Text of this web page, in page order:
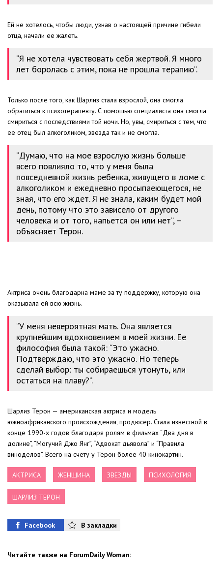
Ей не хотелось, чтобы люди, узнав о настоящей причине гибели
отца, начали ее жалеть.
“Я не хотела чувствовать себя жертвой. Я много
лет боролась с этим, пока не прошла терапию”.
Только после того, как Шарлиз стала взрослой, она смогла
обратиться к психотерапевту. С помощью специалиста она смогла
смириться с последствиями той ночи. Но, увы, смириться с тем, что
ее отец был алкоголиком, звезда так и не смогла.
“Думаю, что на мое взрослую жизнь больше
всего повлияло то, что у меня была
повседневной жизнь ребенка, живущего в доме с
алкоголиком и ежедневно просыпаеющегося, не
зная, что его ждет. Я не знала, каким будет мой
день, потому что это зависело от другого
человека и от того, напьется он или нет”, –
объясняет Терон.
Актриса очень благодарна маме за ту поддержку, которую она
оказывала ей всю жизнь.
“У меня невероятная мать. Она является
крупнейшим вдохновением в моей жизни. Ее
философия была такой: “Это ужасно.
Подтверждаю, что это ужасно. Но теперь
сделай выбор: ты собираешься утонуть, или
остаться на плаву?”.
Шарлиз Терон — американская актриса и модель
южноафриканского происхождения, продюсер. Стала известной в
конце 1990-х годов благодаря ролям в фильмах “Два дня в
долине”, “Могучий Джо Янг”, “Адвокат дьявола” и “Правила
виноделов”. Всего на счету у Терон более 40 кинокартин.
АКТРИСА ЖЕНЩИНА ЗВЕЗДЫ ПСИХОЛОГИЯ
ШАРЛИЗ ТЕРОН
Facebook В закладки
Читайте также на ForumDaily Woman: